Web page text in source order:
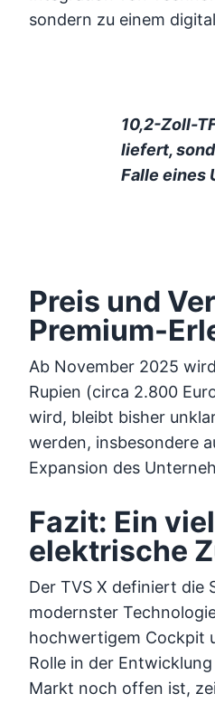
sondern zu einem
10,2-Zoll-
liefert,
Falle eines
Preis und
Premium-
Ab November 2025
Rupien (circa 2.800
wird, bleibt bisher
werden, insbesondere
Expansion des
Fazit: Ein
elektrische
Der TVS X definiert die
modernster
hochwertigem Cockpit
Rolle in der
Markt noch offen ist,